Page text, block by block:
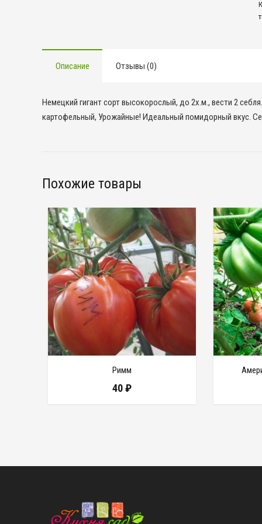
Описание Отзывы (0)
Немецкий гигант сорт высокорослый, до 2х.м., вести 2
картофельный, Урожайные! Идеальный помидорный вкус.
Похожие товары
Римм
40₽